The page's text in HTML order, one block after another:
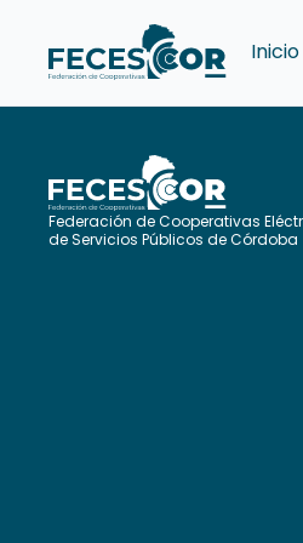
Inicio
Federación de Cooperativas
de Servicios Públicos de Córdoba